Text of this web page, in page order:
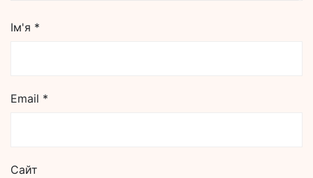
Ім'я *
Email *
Сайт